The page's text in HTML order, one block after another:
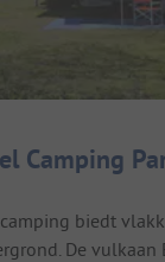
Camping
biedt
De vulkaan